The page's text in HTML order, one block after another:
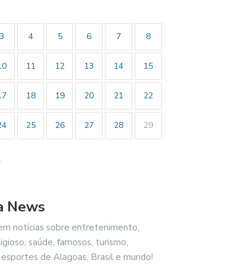
3 4 5 6 7 8
11 12 13 14 15
18 19 20 21 22
25 26 27 28 29
News
notícias sobre entretenimento,
saúde, famosos, turismo,
esportes de Alagoas, Brasil e mundo!